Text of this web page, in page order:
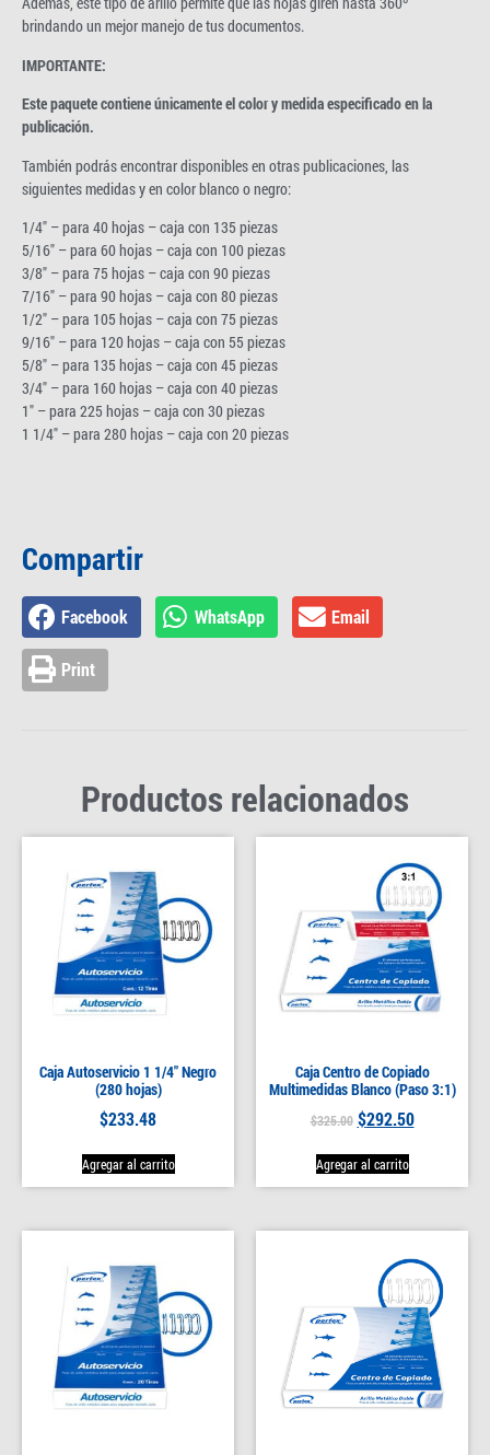
brindando un mejor manejo de tus documentos.
IMPORTANTE:
Este paquete contiene únicamente el color y medida especificado en la
publicación.
También podrás encontrar disponibles en otras publicaciones, las
siguientes medidas y en color blanco o negro:
1/4″ – para 40 hojas – caja con 135 piezas
5/16″ – para 60 hojas – caja con 100 piezas
3/8″ – para 75 hojas – caja con 90 piezas
7/16″ – para 90 hojas – caja con 80 piezas
1/2″ – para 105 hojas – caja con 75 piezas
9/16″ – para 120 hojas – caja con 55 piezas
5/8″ – para 135 hojas – caja con 45 piezas
3/4″ – para 160 hojas – caja con 40 piezas
1″ – para 225 hojas – caja con 30 piezas
1 1/4″ – para 280 hojas – caja con 20 piezas
Compartir
Facebook WhatsApp Email
Print
Productos relacionados
Caja Autoservicio 1 1/4″ Negro
(280 hojas)
$233.48
Agregar al carrito
Caja Centro de Copiado
Multimedidas Blanco (Paso 3:1)
$325.00 $292.50
Agregar al carrito